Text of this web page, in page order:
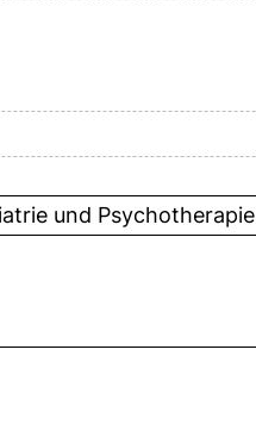
und Psychotherapie